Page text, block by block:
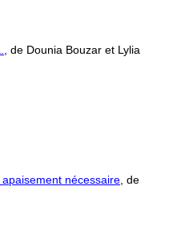
, de Dounia Bouzar et Lylia
nécessaire , de